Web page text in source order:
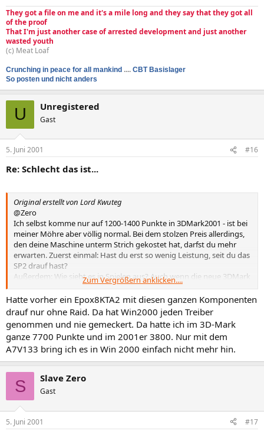
They got a file on me and it's a mile long and they say that they got all
of the proof
That I'm just another case of arrested development and just another
wasted youth
(c) Meat Loaf
Crunching in peace for all mankind .... CBT Basislager
So posten und nicht anders
U Unregistered
Gast
5. Juni 2001 #16
Re: Schlecht das ist...
Original erstellt von Lord Kwuteg
@Zero
Ich selbst komme nur auf 1200-1400 Punkte in 3DMark2001 - ist bei
meiner Möhre aber völlig normal. Bei dem stolzen Preis allerdings,
den deine Maschine unterm Strich gekostet hat, darfst du mehr
erwarten. Zuerst einmal: Hast du erst so wenig Leistung, seit du das
SP2 drauf hast?
Außerdem: Wie sieht es in Spielen aus? Auch wenn die neue 3DMark
die Leistung realistischer erfaßt als die alte, so liefert sie doch nur
theoretische Werte (siehe schlechtes Abschneiden der Mega-Karten
mit Kyro2!). Vergiß übrigens nicht, daß die absoluten Spitzenwerte
nur von GF3-Besitzern eingefahren werden, da die neue 3DMark die
GF3-Features hoch bewertet.
Was du tun kannst: Ich benutze das X-Setup von
http://www.xteq.com/
um mein Windows optimal abzustimmen. Wenn du ein wenig
Ahnung vom System hast (d.h. du mußt kein Freak sein, ein wenig
Ahnung halt), kannst du mit diesem Tool eine Menge Feintuning
vornehmen. Gerade in W2K ist viel Performance vergraben. Die
einzelnen Optionen sind selbsterklärend und ich kann von diesem
Programm nur Positives berichten.
Im Übrigen kannst du mal nachsehen, ob deine Auslagerungsdatei
Zum Vergrößern anklicken....
Hatte vorher ein Epox8KTA2 mit diesen ganzen Komponenten
drauf nur ohne Raid. Da hat Win2000 jeden Treiber
genommen und nie gemeckert. Da hatte ich im 3D-Mark
ganze 7700 Punkte und im 2001er 3800. Nur mit dem
A7V133 bring ich es in Win 2000 einfach nicht mehr hin.
S Slave Zero
Gast
5. Juni 2001 #17